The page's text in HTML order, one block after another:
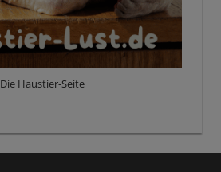
Die Haustier-Seite